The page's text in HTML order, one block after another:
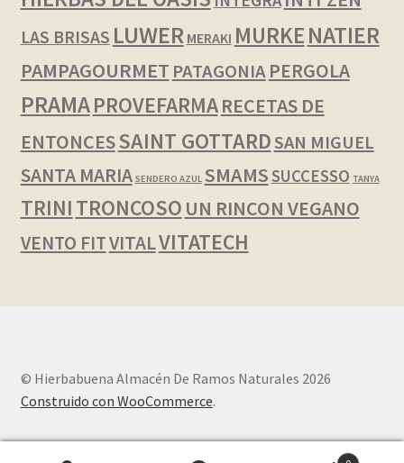
LAS BRISAS LUWER MERAKI MURKENATIER
PAMPAGOURMET PATAGONIA PERGOLA
PRAMAPROVEFARMARECETAS DE
ENTONCESSAINT GOTTARDSAN MIGUEL
SANTA MARIA SENDERO AZUL SMAMSSUCCESSO TANYA
TRINI TRONCOSO UN RINCON VEGANO
VENTO FITVITALVITATECH
© Hierbabuena Almacén De Ramos Naturales 2026
Construido con WooCommerce.